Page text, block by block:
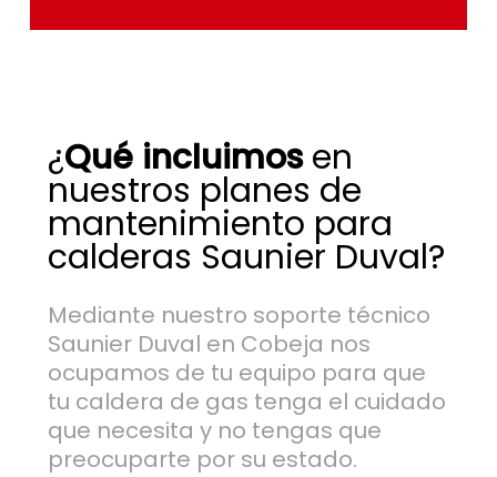
¿Qué incluimosen
nuestros planes de
mantenimiento para
calderas Saunier Duval?
Mediante nuestro soporte técnico
Saunier Duval en Cobeja nos
ocupamos de tu equipo para que
tu caldera de gas tenga el cuidado
que necesita y no tengas que
preocuparte por su estado.